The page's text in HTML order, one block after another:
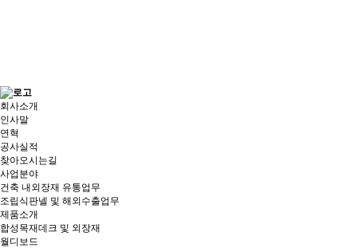
회사소개
인사말
연혁
공사실적
찾아오시는길
사업분야
건축 내외장재 유통업무
조립식판넬 및 해외수출업무
제품소개
합성목재데크 및 외장재
월디보드